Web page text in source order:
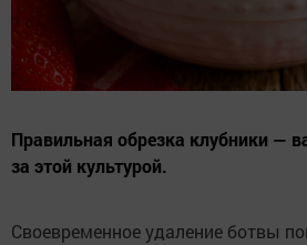
Правильная обрезка клубники —
за этой культурой.
Своевременное удаление ботвы